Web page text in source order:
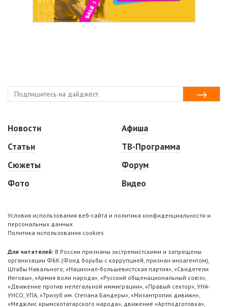
Новости
Статьи
Сюжеты
Фото
Афиша
ТВ-Программа
Форум
Видео
Условия использования веб-сайта и политика конфиденциальности и
персональных данных
Политика использования cookies
Для читателей: В России признаны экстремистскими и запрещены
организации ФБК (Фонд борьбы с коррупцией, признан иноагентом),
Штабы Навального, «Национал-большевистская партия», «Свидетели
Иеговы», «Армия воли народа», «Русский общенациональный союз»,
«Движение против нелегальной иммиграции», «Правый сектор», УНА-
УНСО, УПА, «Тризуб им. Степана Бандеры», «Мизантропик дивижн»,
«Меджлис крымскотатарского народа», движение «Артподготовка»,